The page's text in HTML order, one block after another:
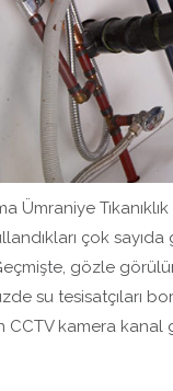
Ümraniye
çok
gözle
su tesisatçıları
kamera kanal